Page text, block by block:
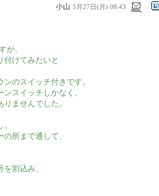
小山 5月27日(月) 08:43
が、
付けてみたいと
のスイッチ付きです。
スイッチしかなく、
ませんでした。
所まで通して、
割込み、